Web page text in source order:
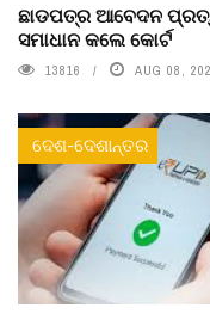
ଛାଡପତ୍ର ଆବେଦନ
ସମାଧାନ କଲେ କୋର୍ଟ
13816 AUG 08,
ଦେଶ-ଦେଶାନ୍ତର